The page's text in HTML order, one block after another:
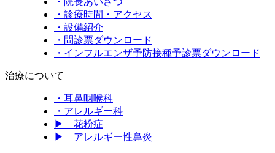
・診療時間・アクセス
・設備紹介
・問診票ダウンロード
・インフルエンザ予防接種予診票ダウンロード
治療について
・耳鼻咽喉科
・アレルギー科
▶ 花粉症
▶ アレルギー性鼻炎